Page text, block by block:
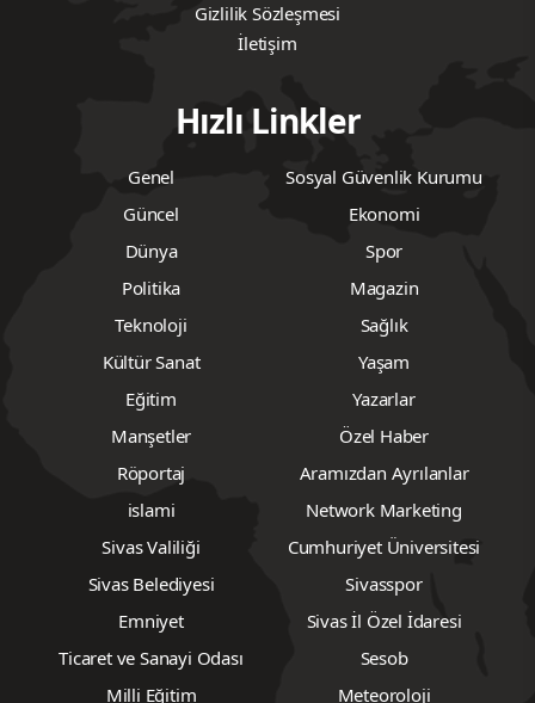
Gizlilik Sözleşmesi
İletişim
Hızlı Linkler
Genel
Sosyal Güvenlik Kurumu
Güncel
Ekonomi
Dünya
Spor
Politika
Magazin
Teknoloji
Sağlık
Kültür Sanat
Yaşam
Eğitim
Yazarlar
Manşetler
Özel Haber
Röportaj
Aramızdan Ayrılanlar
islami
Network Marketing
Sivas Valiliği
Cumhuriyet Üniversitesi
Sivas Belediyesi
Sivasspor
Emniyet
Sivas İl Özel İdaresi
Ticaret ve Sanayi Odası
Sesob
Milli Eğitim
Meteoroloji